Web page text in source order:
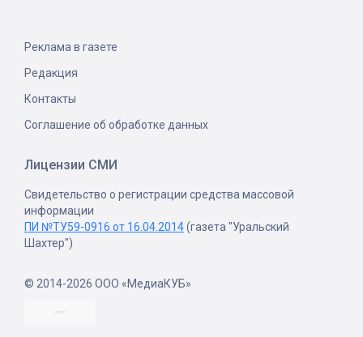
Реклама в газете
Редакция
Контакты
Соглашение об обработке данных
Лицензии СМИ
Свидетельство о регистрации средства массовой
информации
ПИ №ТУ59-0916 от 16.04.2014(газета "Уральский
Шахтер")
© 2014-2026 ООО «МедиаКУБ»